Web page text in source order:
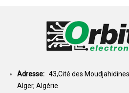
Adresse: 43,Cité des
Alger, Algérie